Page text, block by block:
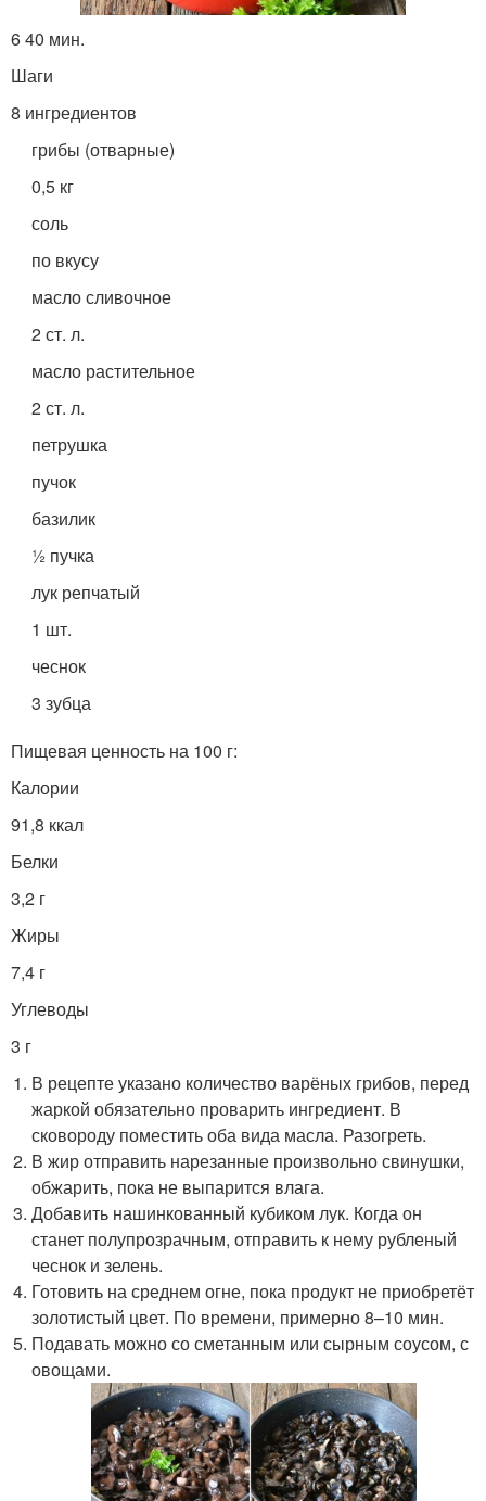
6 40 мин.
Шаги
8 ингредиентов
грибы (отварные)
0,5 кг
соль
по вкусу
масло сливочное
2 ст. л.
масло растительное
2 ст. л.
петрушка
пучок
базилик
½ пучка
лук репчатый
1 шт.
чеснок
3 зубца
Пищевая ценность на 100 г:
Калории
91,8 ккал
Белки
3,2 г
Жиры
7,4 г
Углеводы
3 г
В рецепте указано количество варёных грибов, перед
жаркой обязательно проварить ингредиент. В
сковороду поместить оба вида масла. Разогреть.
В жир отправить нарезанные произвольно свинушки,
обжарить, пока не выпарится влага.
Добавить нашинкованный кубиком лук. Когда он
станет полупрозрачным, отправить к нему рубленый
чеснок и зелень.
Готовить на среднем огне, пока продукт не приобретёт
золотистый цвет. По времени, примерно 8–10 мин.
Подавать можно со сметанным или сырным соусом, с
овощами.